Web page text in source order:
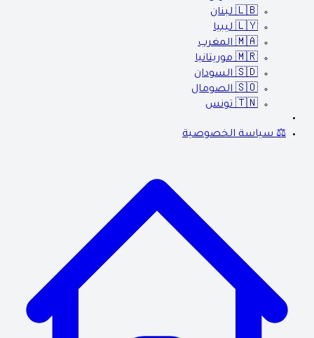
🇱🇧 لبنان
🇱🇾 ليبيا
🇲🇦 المغرب
🇲🇷 موريتانيا
🇸🇩 السودان
🇸🇴 الصومال
🇹🇳 تونس
⚖️ سياسة الخصوصية